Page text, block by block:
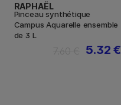
RAPHAËL
Pinceau synthétique
Campus Aquarelle ensemble
de 3 L
5.32 €